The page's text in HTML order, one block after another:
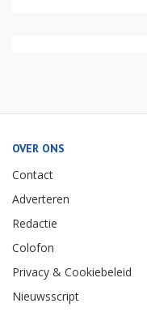
OVER ONS
Contact
Adverteren
Redactie
Colofon
Privacy & Cookiebeleid
Nieuwsscript